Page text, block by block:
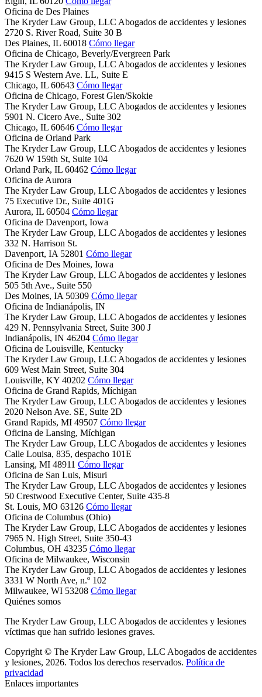
Oficina de Des Plaines
The Kryder Law Group, LLC Abogados de accidentes y lesiones
2720 S. River Road, Suite 30 B
Des Plaines, IL 60018 Cómo llegar
Oficina de Chicago, Beverly/Evergreen Park
The Kryder Law Group, LLC Abogados de accidentes y lesiones
9415 S Western Ave. LL, Suite E
Chicago, IL 60643 Cómo llegar
Oficina de Chicago, Forest Glen/Skokie
The Kryder Law Group, LLC Abogados de accidentes y lesiones
5901 N. Cicero Ave., Suite 302
Chicago, IL 60646 Cómo llegar
Oficina de Orland Park
The Kryder Law Group, LLC Abogados de accidentes y lesiones
7620 W 159th St, Suite 104
Orland Park, IL 60462 Cómo llegar
Oficina de Aurora
The Kryder Law Group, LLC Abogados de accidentes y lesiones
75 Executive Dr., Suite 401G
Aurora, IL 60504 Cómo llegar
Oficina de Davenport, Iowa
The Kryder Law Group, LLC Abogados de accidentes y lesiones
332 N. Harrison St.
Davenport, IA 52801 Cómo llegar
Oficina de Des Moines, Iowa
The Kryder Law Group, LLC Abogados de accidentes y lesiones
505 5th Ave., Suite 550
Des Moines, IA 50309 Cómo llegar
Oficina de Indianápolis, IN
The Kryder Law Group, LLC Abogados de accidentes y lesiones
429 N. Pennsylvania Street, Suite 300 J
Indianápolis, IN 46204 Cómo llegar
Oficina de Louisville, Kentucky
The Kryder Law Group, LLC Abogados de accidentes y lesiones
609 West Main Street, Suite 304
Louisville, KY 40202 Cómo llegar
Oficina de Grand Rapids, Míchigan
The Kryder Law Group, LLC Abogados de accidentes y lesiones
2020 Nelson Ave. SE, Suite 2D
Grand Rapids, MI 49507 Cómo llegar
Oficina de Lansing, Míchigan
The Kryder Law Group, LLC Abogados de accidentes y lesiones
Calle Louisa, 835, despacho 101E
Lansing, MI 48911 Cómo llegar
Oficina de San Luis, Misuri
The Kryder Law Group, LLC Abogados de accidentes y lesiones
50 Crestwood Executive Center, Suite 435-8
St. Louis, MO 63126 Cómo llegar
Oficina de Columbus (Ohio)
The Kryder Law Group, LLC Abogados de accidentes y lesiones
7965 N. High Street, Suite 350-43
Columbus, OH 43235 Cómo llegar
Oficina de Milwaukee, Wisconsin
The Kryder Law Group, LLC Abogados de accidentes y lesiones
3331 W North Ave, n.º 102
Milwaukee, WI 53208 Cómo llegar
Quiénes somos
The Kryder Law Group, LLC Abogados de accidentes y lesiones
víctimas que han sufrido lesiones graves.
Copyright © The Kryder Law Group, LLC Abogados de accidentes
y lesiones, 2026. Todos los derechos reservados. Política de
privacidad
Enlaces importantes